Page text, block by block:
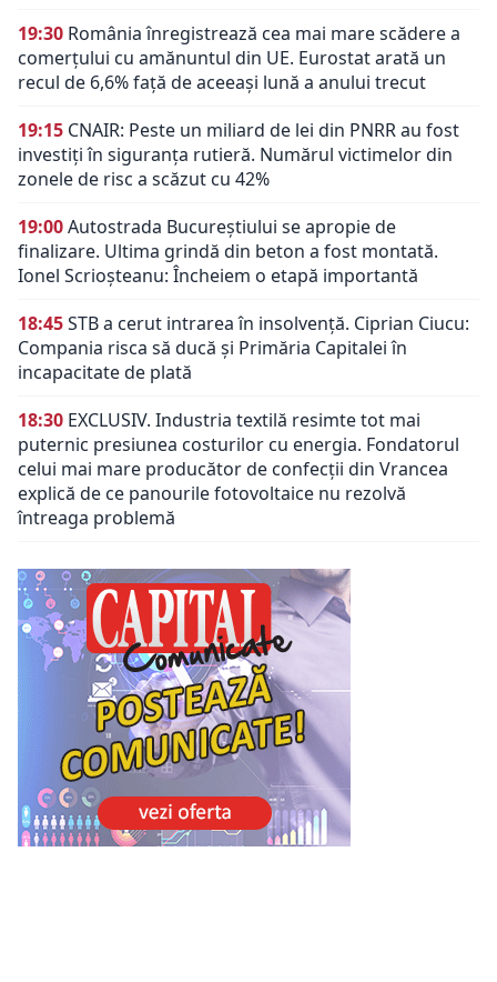
19:30 România înregistrează cea mai mare scădere a
comerțului cu amănuntul din UE. Eurostat arată un
recul de 6,6% față de aceeași lună a anului trecut
19:15 CNAIR: Peste un miliard de lei din PNRR au fost
investiți în siguranța rutieră. Numărul victimelor din
zonele de risc a scăzut cu 42%
19:00Autostrada Bucureștiului se apropie de
finalizare. Ultima grindă din beton a fost montată.
Ionel Scrioșteanu: Încheiem o etapă importantă
18:45STB a cerut intrarea în insolvență. Ciprian Ciucu:
Compania risca să ducă și Primăria Capitalei în
incapacitate de plată
18:30 EXCLUSIV. Industria textilă resimte tot mai
puternic presiunea costurilor cu energia. Fondatorul
celui mai mare producător de confecții din Vrancea
explică de ce panourile fotovoltaice nu rezolvă
întreaga problemă